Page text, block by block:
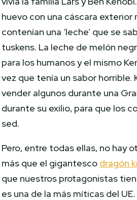
huevo con una cáscara exterior
contenían una ‘leche’ que se
tuskens. La leche de melón
para los humanos y el mismo
vez que tenía un sabor horrible.
vender algunos durante una
durante su exilio, para que los
sed.
Pero, entre todas ellas, no hay
más que el gigantesco dragón
que nuestros protagonistas
es una de la más míticas del